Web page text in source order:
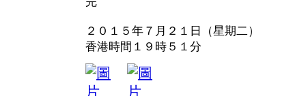
２０１５年７月２１日（星期二）
香港時間１９時５１分